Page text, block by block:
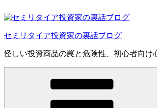
ン
ン
ツ
へ
ス
セミリタイア投資家の裏話ブログ
怪しい投資商品の罠と危険性、初心者向け